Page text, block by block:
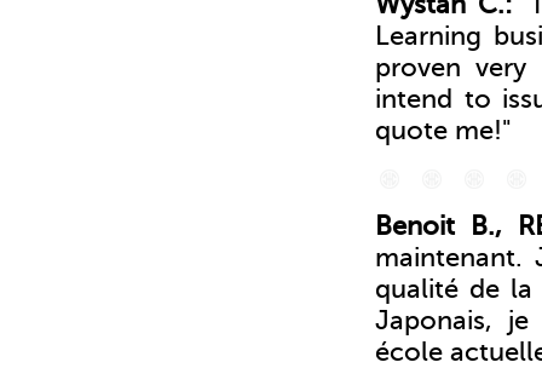
Learning
proven
intend to
quote me!"
Benoit B.,
maintenant.
qualité de la
Japonais,
école